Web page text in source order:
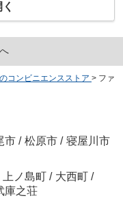
コンビニエンスストア > ファ
市 / 松原市 / 寝屋川市
上ノ島町 / 大西町 /
庫之荘